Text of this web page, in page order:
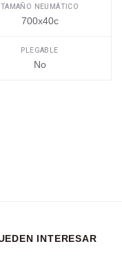
TAMAÑO NEUMÁTICO
700x40c
PLEGABLE
No
INTERESAR